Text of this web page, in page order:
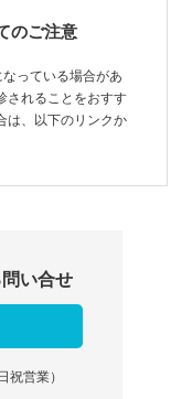
のご注意
っている場合があ
されることをおすす
は、以下のリンクか
い合せ
営業）